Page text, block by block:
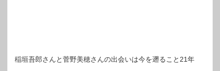
稲垣吾郎さんと菅野美穂さんの出会いは今を遡ること21年